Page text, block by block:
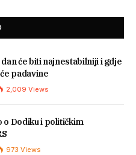
će biti najnestabilniji i gdje
padavine
2,009 Views
o Dodiku i političkim
973 Views